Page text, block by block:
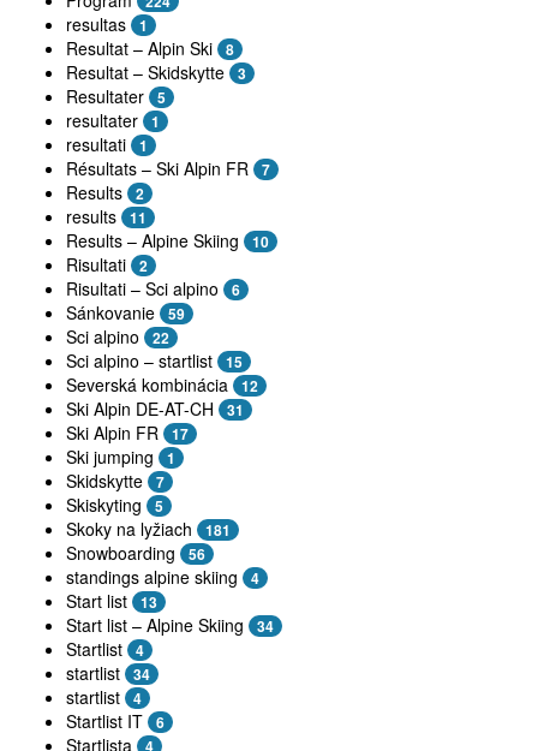
resultas 1
Resultat – Alpin Ski 8
Resultat – Skidskytte 3
Resultater 5
resultater 1
resultati 1
Résultats – Ski Alpin FR 7
Results 2
results 11
Results – Alpine Skiing 10
Risultati 2
Risultati – Sci alpino 6
Sánkovanie 59
Sci alpino 22
Sci alpino – startlist 15
Severská kombinácia 12
Ski Alpin DE-AT-CH 31
Ski Alpin FR 17
Ski jumping 1
Skidskytte 7
Skiskyting 5
Skoky na lyžiach 181
Snowboarding 56
standings alpine skiing 4
Start list 13
Start list – Alpine Skiing 34
Startlist 4
startlist 34
startlist 4
Startlist IT 6
Startlista 4